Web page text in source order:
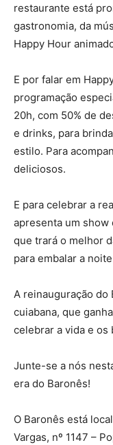
restaurante está
gastronomia, da
Happy Hour
E por falar em
programação
20h, com 50% de
e drinks, para
estilo. Para
deliciosos.
E para celebrar a
apresenta um show
que trará o melhor
para embalar a
A reinauguração do
cuiabana, que
celebrar a vida e os
Junte-se a nós
era do Baronês!
O Baronês está
Vargas, nº 1147 –